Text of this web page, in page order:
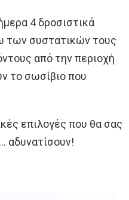
4 δροσιστικά
των συστατικών τους
από την περιοχή
το σωσίβιο που
επιλογές που θα σας
αδυνατίσουν!